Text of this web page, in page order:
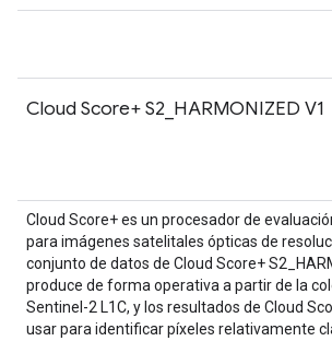
Cloud Score+ S2_HARMONIZED V1
Cloud Score+ es un procesador de
para imágenes satelitales ópticas de
conjunto de datos de Cloud Score+
produce de forma operativa a partir de la
Sentinel-2 L1C, y los resultados de Cloud
usar para identificar píxeles relativamente